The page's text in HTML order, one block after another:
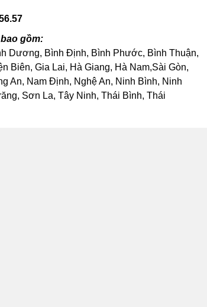
gồm:
Dương, Bình Định, Bình Phước, Bình Thuận,
Biên, Gia Lai, Hà Giang, Hà Nam,Sài Gòn,
An, Nam Định, Nghệ An, Ninh Bình, Ninh
Sơn La, Tây Ninh, Thái Bình, Thái